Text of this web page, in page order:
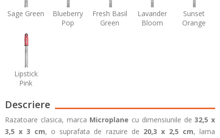
Sage Green
Blueberry
Pop
Fresh Basil
Green
Lavander
Bloom
Sunset
Orange
Lipstick
Pink
Descriere
Razatoare clasica, marca Microplane cu dimensiunile de32,5 x
3,5 x 3 cm, o suprafata de razuire de 20,3 x 2,5 cm, lama